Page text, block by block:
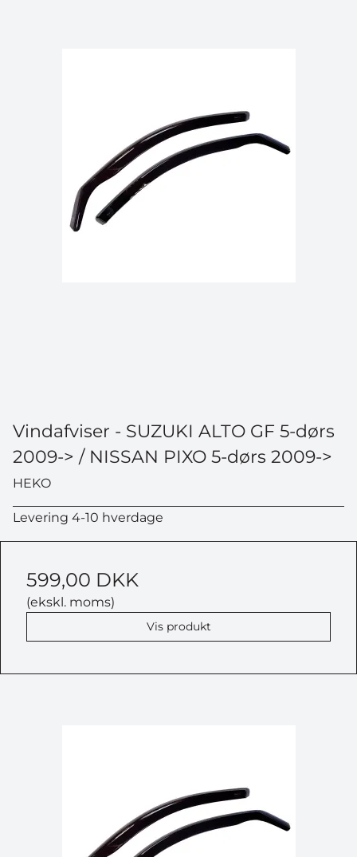
Vindafviser - SUZUKI ALTO GF 5-dørs
2009-> / NISSAN PIXO 5-dørs 2009->
HEKO
Levering 4-10 hverdage
599,00 DKK
(ekskl. moms)
Vis produkt